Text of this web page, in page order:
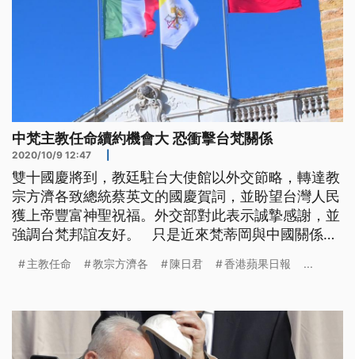
中梵主教任命續約機會大 恐衝擊台梵關係
2020/10/9 12:47
雙十國慶將到，教廷駐台大使館以外交節略，轉達教
宗方濟各致總統蔡英文的國慶賀詞，並盼望台灣人民
獲上帝豐富神聖祝福。外交部對此表示誠摯感謝，並
強調台梵邦誼友好。 只是近來梵蒂岡與中國關係不
到期，教廷方面已經證實向北京遞交續約提議，雖然
台梵關係有衝擊。 淡大歐研所副教授張福昌分析：
「如果說雙邊的關係一直
主教任命 教宗方濟各 陳日君 香港蘋果日報 ...